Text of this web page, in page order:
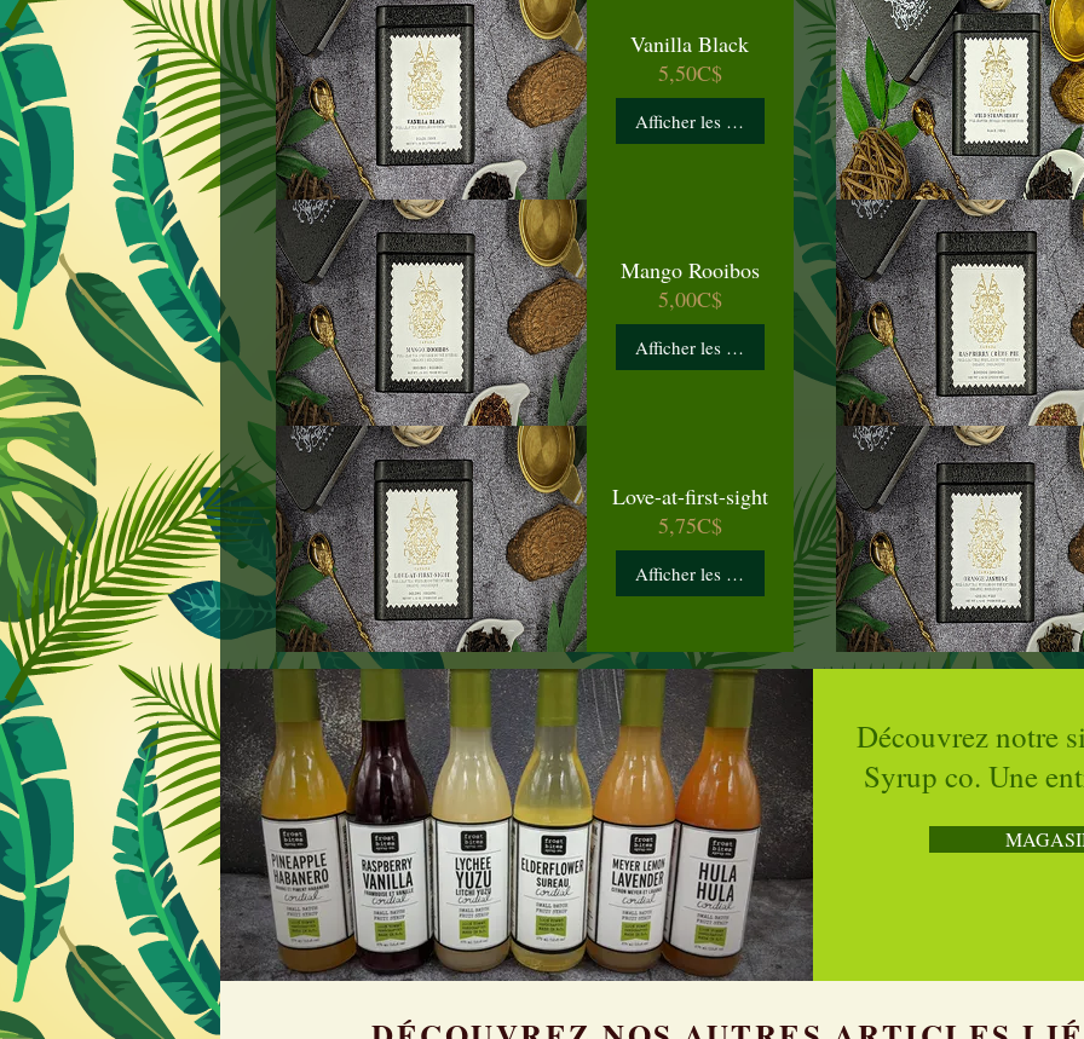
Vanilla Black
5,50C$Prix
Afficher les détails
Mango Rooibos
5,00C$Prix
Afficher les détails
Love-at-first-sight
5,75C$Prix
Afficher les détails
Découvrez notre
Syrup co. Une